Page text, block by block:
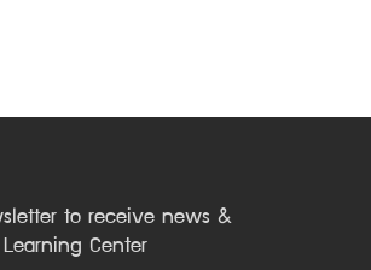
to receive news &
Center